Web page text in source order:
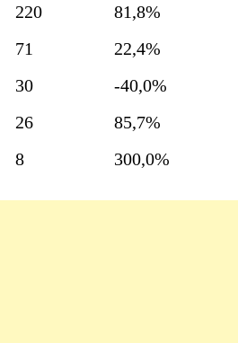
220
81,8%
71
22,4%
30
-40,0%
26
85,7%
8 300,0%